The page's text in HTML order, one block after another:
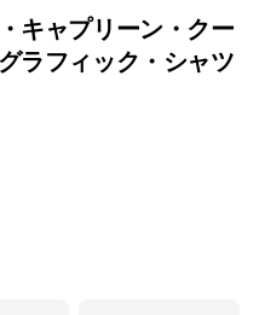
キャプリーン・クー
ラフィック・シャツ